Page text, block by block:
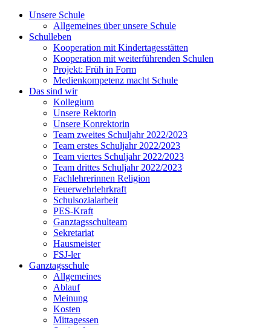
Unsere Schule
Allgemeines über unsere Schule
Schulleben
Kooperation mit Kindertagesstätten
Kooperation mit weiterführenden Schulen
Projekt: Früh in Form
Medienkompetenz macht Schule
Das sind wir
Kollegium
Unsere Rektorin
Unsere Konrektorin
Team zweites Schuljahr 2022/2023
Team erstes Schuljahr 2022/2023
Team viertes Schuljahr 2022/2023
Team drittes Schuljahr 2022/2023
Fachlehrerinnen Religion
Feuerwehrlehrkraft
Schulsozialarbeit
PES-Kraft
Ganztagsschulteam
Sekretariat
Hausmeister
FSJ-ler
Ganztagsschule
Allgemeines
Ablauf
Meinung
Kosten
Mittagessen